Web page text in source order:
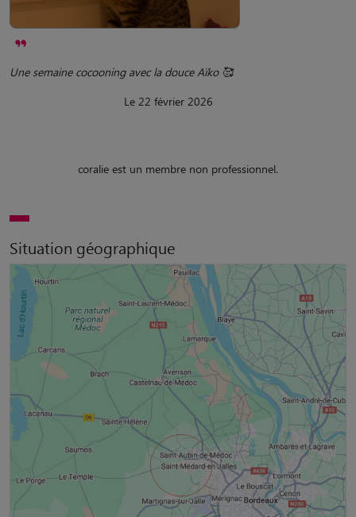
Une semaine cocooning avec la douce Aïko 🥰
Le 22 février 2026
coralie est un membre non professionnel.
Situation géographique